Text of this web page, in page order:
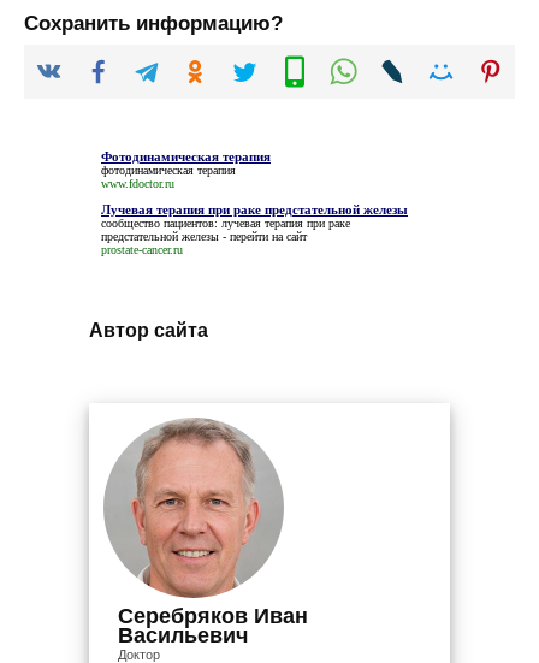
Сохранить информацию?
Фотодинамическая терапия
фотодинамическая терапия
www.fdoctor.ru
Лучевая терапия при раке предстательной железы
сообщество пациентов: лучевая терапия при раке
предстательной железы - перейти на сайт
prostate-cancer.ru
Автор сайта
Серебряков Иван
Васильевич
Доктор